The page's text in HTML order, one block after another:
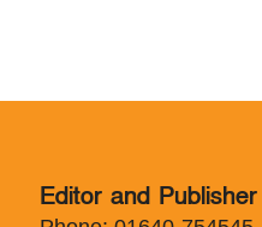
Editor and